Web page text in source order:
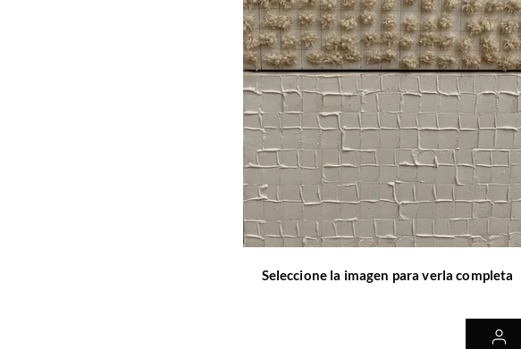
Seleccione la imagen para verla completa